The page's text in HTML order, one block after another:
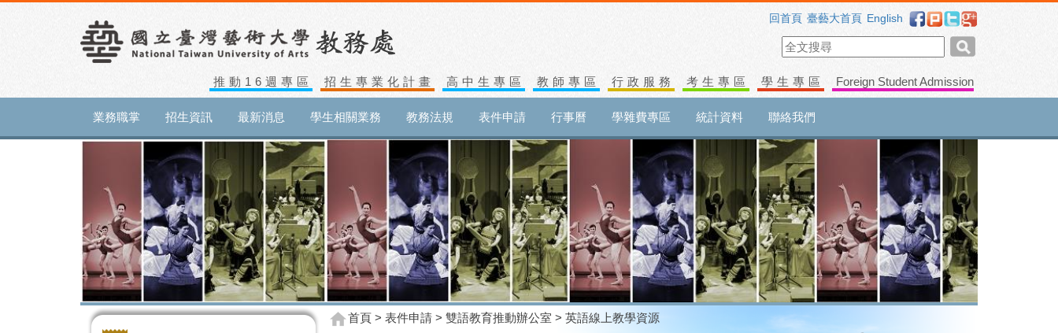
回首頁 臺藝大首頁 English
推動16週專區 招生專業化計畫 高中生專區 教師專區 行政服務 考生專區 學生專區 Foreign Student Admission
業務職掌 招生資訊 最新消息 學生相關業務 教務法規 表件申請 行事曆 學雜費專區 統計資料 聯絡我們
首頁 > 表件申請 > 雙語教育推動辦公室 > 英語線上教學資源